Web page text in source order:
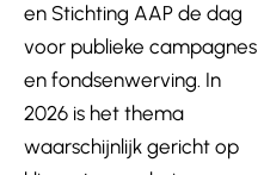
en Stichting AAP de dag
voor publieke campagnes
en fondsenwerving. In
2026 is het thema
waarschijnlijk gericht op